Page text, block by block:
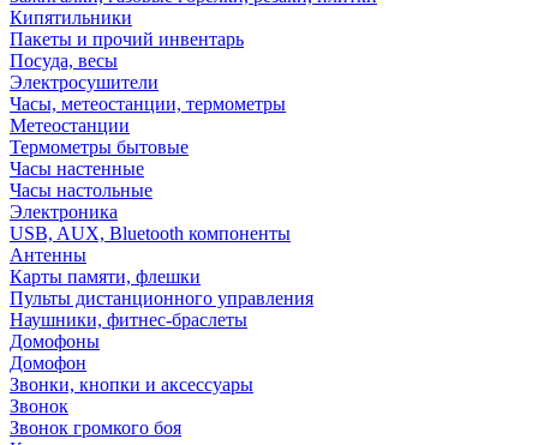
Кипятильники
Пакеты и прочий инвентарь
Посуда, весы
Электросушители
Часы, метеостанции, термометры
Метеостанции
Термометры бытовые
Часы настенные
Часы настольные
Электроника
USB, AUX, Bluetooth компоненты
Антенны
Карты памяти, флешки
Пульты дистанционного управления
Наушники, фитнес-браслеты
Домофоны
Домофон
Звонки, кнопки и аксессуары
Звонок
Звонок громкого боя